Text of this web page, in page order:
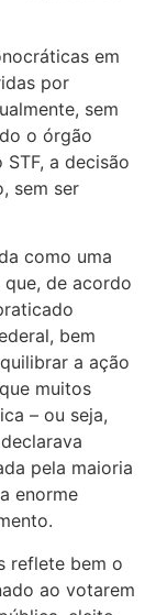
em
por
sem
o órgão
a decisão
sem ser
como uma
de acordo
bem
a ação
muitos
– ou seja,
pela maioria
enorme
reflete bem o
ao votarem